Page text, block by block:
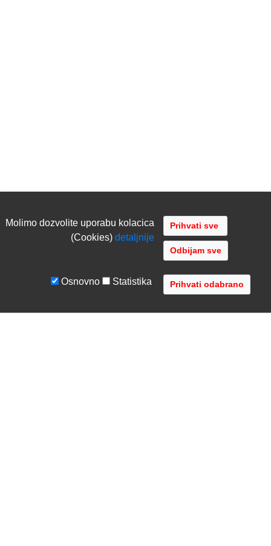
Molimo dozvolite uporabu kolacica
(Cookies)detaljnije
Odbijam sve
Osnovno Statistika